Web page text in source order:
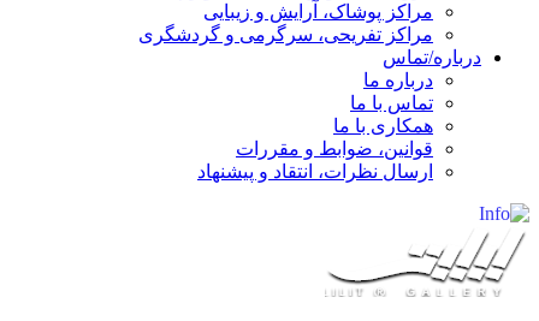
مراکز پوشاک، آرایش و زیبایی
مراکز تفریحی، سرگرمی و گردشگری
درباره/تماس
درباره ما
تماس با ما
همکاری با ما
قوانین، ضوابط و مقررات
ارسال نظرات، انتقاد و پیشنهاد